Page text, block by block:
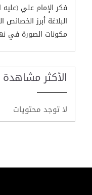
فكر الإمام علي
مكونات الصورة في
الأكثر مشاهدة
لا توجد محتويات